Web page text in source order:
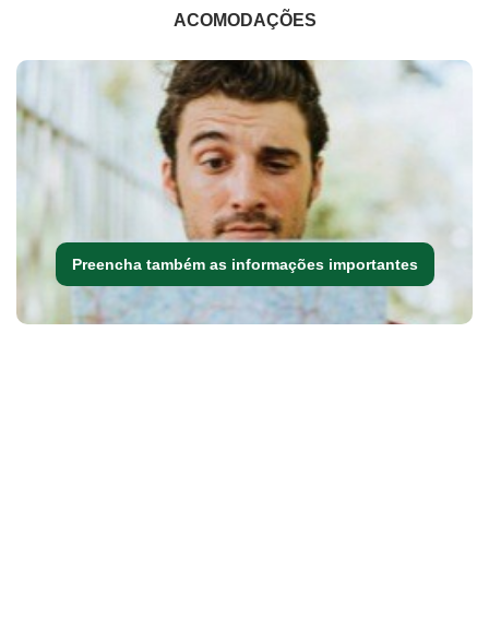
ACOMODAÇÕES
Preencha também as informações importantes